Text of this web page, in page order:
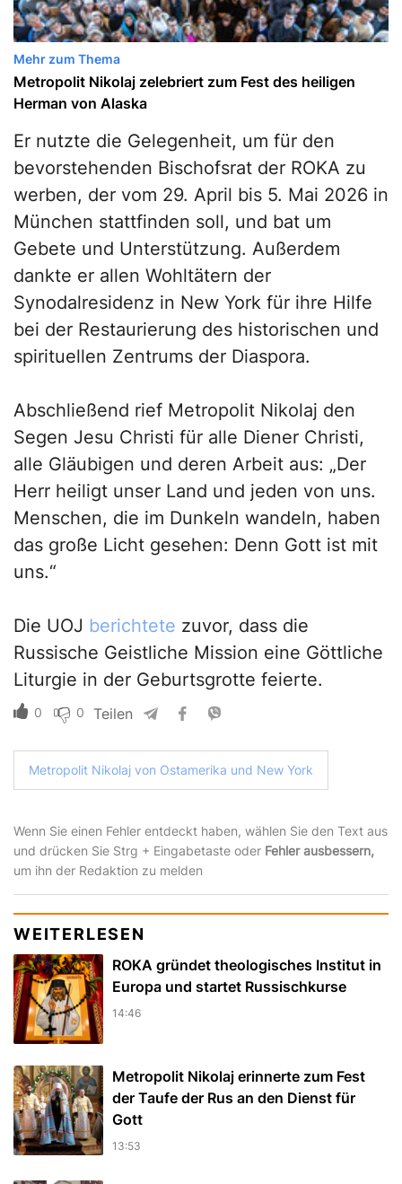
Mehr zum Thema
Metropolit Nikolaj zelebriert zum Fest des heiligen
Herman von Alaska
Er nutzte die Gelegenheit, um für den
bevorstehenden Bischofsrat der ROKA zu
werben, der vom 29. April bis 5. Mai 2026 in
München stattfinden soll, und bat um
Gebete und Unterstützung. Außerdem
dankte er allen Wohltätern der
Synodalresidenz in New York für ihre Hilfe
bei der Restaurierung des historischen und
spirituellen Zentrums der Diaspora.
Abschließend rief Metropolit Nikolaj den
Segen Jesu Christi für alle Diener Christi,
alle Gläubigen und deren Arbeit aus: „Der
Herr heiligt unser Land und jeden von uns.
Menschen, die im Dunkeln wandeln, haben
das große Licht gesehen: Denn Gott ist mit
uns.“
Die UOJ berichtete zuvor, dass die
Russische Geistliche Mission eine Göttliche
Liturgie in der Geburtsgrotte feierte.
0 0 Teilen
Metropolit Nikolaj von Ostamerika und New York
Wenn Sie einen Fehler entdeckt haben, wählen Sie den Text aus
und drücken Sie Strg + Eingabetaste oder Fehler ausbessern,
um ihn der Redaktion zu melden
WEITERLESEN
ROKA gründet theologisches Institut in
Europa und startet Russischkurse
14:46
Metropolit Nikolaj erinnerte zum Fest
der Taufe der Rus an den Dienst für
Gott
13:53